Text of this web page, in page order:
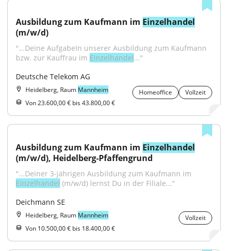
Ausbildung zum Kaufmann im Einzelhandel
(m/w/d)
"...Deine AufgabeIn unserer Ausbildung zum Kaufmann
bzw. zur Kauffrau im Einzelhandel..."
Deutsche Telekom AG
Heidelberg, Raum Mannheim Homeoffice
Vollzeit
Von 23.600,00 € bis 43.800,00 €
Ausbildung zum Kaufmann im Einzelhandel
(m/w/d), Heidelberg-Pfaffengrund
Einzelhandel (m/w/d) lernst Du in der Filiale..."
Deichmann SE
Heidelberg, Raum Mannheim
Vollzeit
Von 10.500,00 € bis 18.400,00 €